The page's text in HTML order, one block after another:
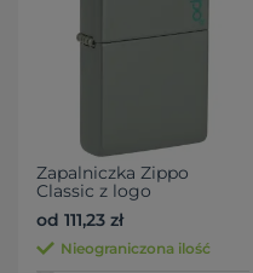
Zapalniczka Zippo
Classic z logo
od 111,23 zł
Nieograniczona ilość